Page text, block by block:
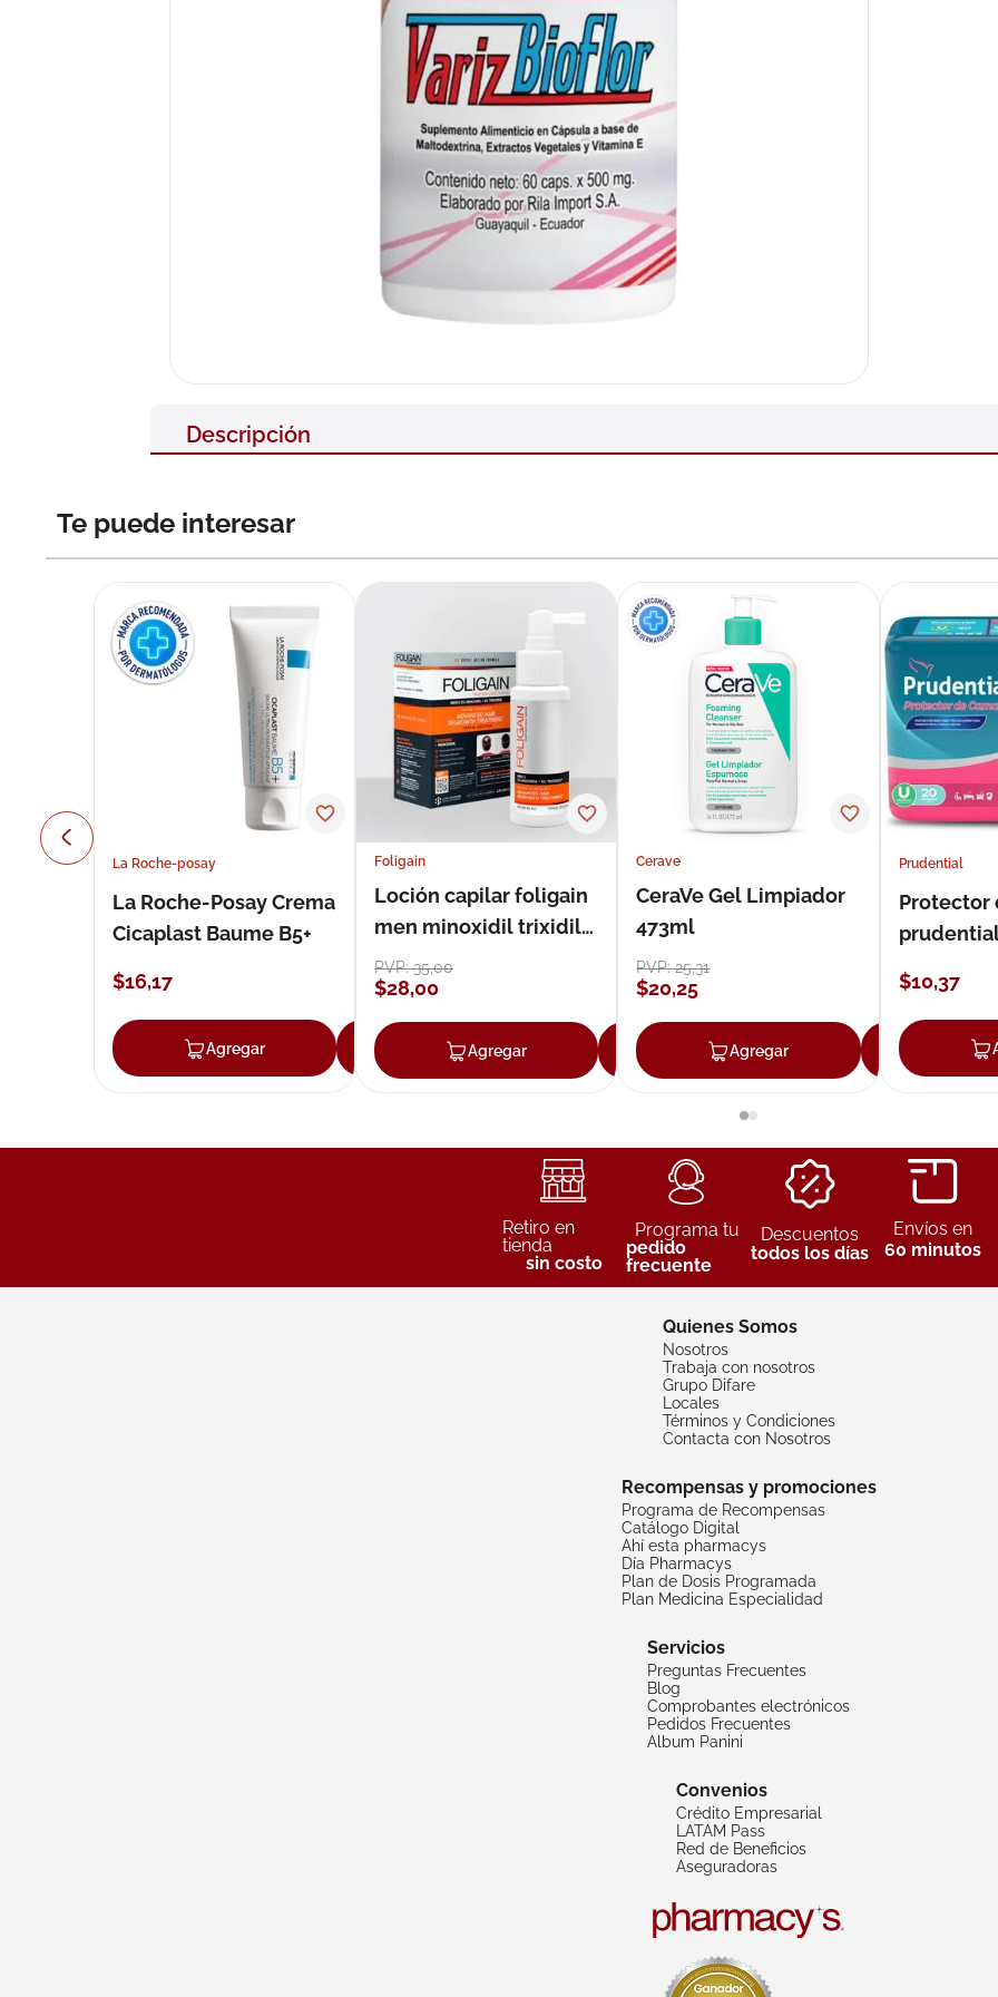
Descripción
Te puede interesar
La Roche-posay
La Roche-Posay Crema
Cicaplast Baume B5+
$16,17
Agregar Agregar
Foligain
Loción capilar foligain
men minoxidil trixidil
loción 59 ml
PVP:35,00
$28,00
Agregar Agregar
Cerave
CeraVe Gel Limpiador
473ml
PVP:25,31
$20,25
Agregar
Prudential
Protector
$10,37
Retiro en
tienda
sin costo
Programa tu
pedido
frecuente
Descuentos
todos los días
Envíos en
60 minutos
Quienes Somos
Nosotros
Trabaja con nosotros
Grupo Difare
Locales
Términos y Condiciones
Contacta con Nosotros
Recompensas y promociones
Programa de Recompensas
Catálogo Digital
Ahí esta pharmacys
Día Pharmacys
Plan de Dosis Programada
Plan Medicina Especialidad
Servicios
Preguntas Frecuentes
Blog
Comprobantes electrónicos
Pedidos Frecuentes
Album Panini
Convenios
Crédito Empresarial
LATAM Pass
Red de Beneficios
Aseguradoras
10. pañales